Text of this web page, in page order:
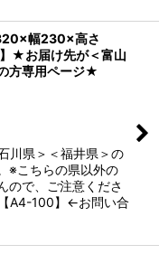
幅230×高さ
★お届け先が＜富山
方専用ページ★
川県＞＜福井県＞の
※こちらの県以外の
ので、ご注意くださ
A4-100】←お問い合